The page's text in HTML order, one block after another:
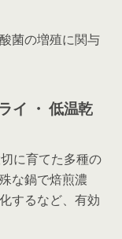
菌の増殖に関与
イ ・ 低温乾
に育てた多種の
な鍋で焙煎濃
するなど、有効